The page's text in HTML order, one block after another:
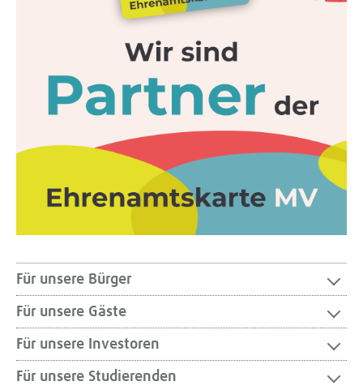
Für unsere Bürger
Für unsere Gäste
Für unsere Investoren
Für unsere Studierenden